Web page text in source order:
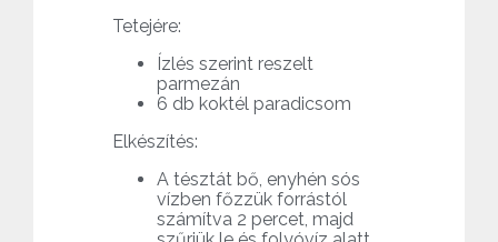
Tetejére:
Ízlés szerint reszelt
parmezán
6 db koktél paradicsom
Elkészítés:
A tésztát bő, enyhén sós
vízben főzzük forrástól
számítva 2 percet, majd